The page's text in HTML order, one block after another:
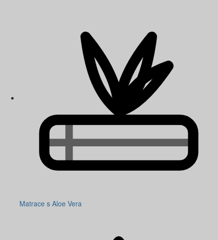
Matrace s Aloe Vera